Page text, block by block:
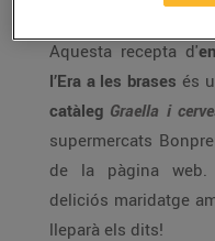
Aquesta recepta d'
l’Era a les brases és
catàleg Graella i
supermercats
de la pàgina web.
deliciós maridatge
lleparà els dits!